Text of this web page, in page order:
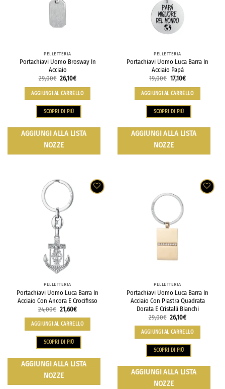
PELLETTERIA
Portachiavi Uomo Brosway In
Acciaio
29,00€ 26,10€
AGGIUNGI AL CARRELLO
SCOPRI DI PIÙ
AGGIUNGI ALLA LISTA
NOZZE
PELLETTERIA
Portachiavi Uomo Luca Barra In
Acciaio Papà
19,00€ 17,10€
AGGIUNGI AL CARRELLO
SCOPRI DI PIÙ
AGGIUNGI ALLA LISTA
NOZZE
PELLETTERIA
Portachiavi Uomo Luca Barra In
Acciaio Con Ancora E Crocifisso
24,00€ 21,60€
AGGIUNGI AL CARRELLO
SCOPRI DI PIÙ
AGGIUNGI ALLA LISTA
NOZZE
PELLETTERIA
Portachiavi Uomo Luca Barra In
Acciaio Con Piastra Quadrata
Dorata E Cristalli Bianchi
29,00€ 26,10€
AGGIUNGI AL CARRELLO
SCOPRI DI PIÙ
AGGIUNGI ALLA LISTA
NOZZE